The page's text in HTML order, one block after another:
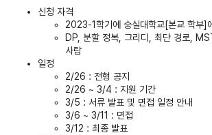
신청 자격
2023-1학기에 숭실대학교[본교 학부]
DP, 분할 정복, 그리디, 최단 경로,
사람
일정
2/26 : 전형 공지
2/26 ~ 3/4 : 지원 기간
3/5 : 서류 발표 및 면접 일정 안내
3/6 ~ 3/11 : 면접
3/12 : 최종 발표